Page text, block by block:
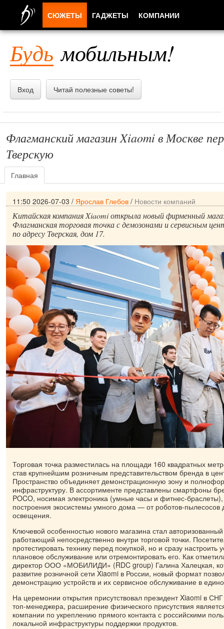
Будь мобильным!
Вход Читай полезные советы!
Флагманский магазин Xiaomi в Москве
Тверскую
Главная
11:50 2026-07-03 / Ярослав Глебов / Новости компаний
Китайская компания Xiaomi открыла новый фирменный
Флагманская торговая точка с демозонами и сервисным
по адресу Тверская, дом 17.
Торговая точка разместилась на площади 160 квадратных
став крупнейшим розничным представительством бренда в
Пространство объединяет демонстрационную зону и
инфраструктуру. В ассортименте представлены смартфоны
POCO, носимая электроника (умные часы и фитнес-браслеты),
построения экосистемы умного дома — от роботов-пылесосов
освещения.
Ключевой особенностью нового магазина стал
работающий непосредственно внутри торговой точки.
протестировать технику перед покупкой, но и сразу настроить
плановое обслуживание или отремонтировать его. Как
директор ООО «МОБИЛИДИ» (RDC group) Галина Халецкая,
развитие розничной сети Xiaomi в России, новый формат
демонстрацию устройств и их сервисное обслуживание в
На церемонии открытия присутствовал президент Xiaomi в
топ-менеджера, расширение физического присутствия
компании по укреплению прямого контакта с российскими
локальной инфраструктуры поддержки продуктов.
СЮЖЕТЫ ГАДЖЕТЫ КОМПАНИИ
ПРИЛОЖЕНИЯ